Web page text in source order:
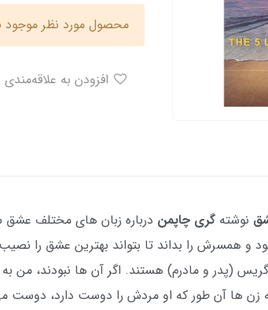
محصول مورد نظر موجود
نوشته گری چاپمن درباره زبان های مختلف
و همسرش را بداند تا بتواند بهترین عشق را
(پدر و مادرم) هستند. اگر آن ها نبودند، من
زن ها آن طور که او مردش را دوست دارد،